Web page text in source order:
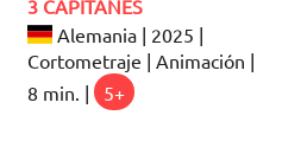
3 CAPITANES
Alemania | 2025 |
Cortometraje | Animación |
8 min. |
5+